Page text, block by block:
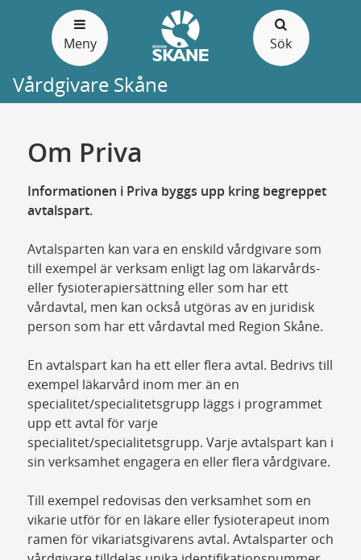
Meny Sök
Vårdgivare Skåne
Om Priva
Informationen i Priva byggs upp kring begreppet
avtalspart.
Avtalsparten kan vara en enskild vårdgivare som
till exempel är verksam enligt lag om läkarvårds-
eller fysioterapiersättning eller som har ett
vårdavtal, men kan också utgöras av en juridisk
person som har ett vårdavtal med Region Skåne.
En avtalspart kan ha ett eller flera avtal. Bedrivs till
exempel läkarvård inom mer än en
specialitet/specialitetsgrupp läggs i programmet
upp ett avtal för varje
specialitet/specialitetsgrupp. Varje avtalspart kan i
sin verksamhet engagera en eller flera vårdgivare.
Till exempel redovisas den verksamhet som en
vikarie utför för en läkare eller fysioterapeut inom
ramen för vikariatsgivarens avtal. Avtalsparter och